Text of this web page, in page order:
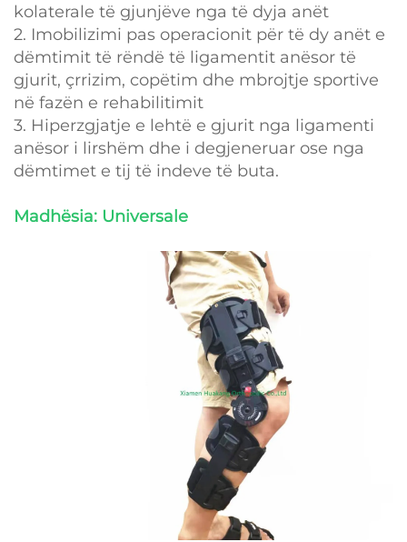
kolaterale të gjunjëve nga të dyja anët
2. Imobilizimi pas operacionit për të dy anët e
dëmtimit të rëndë të ligamentit anësor të
gjurit, çrrizim, copëtim dhe mbrojtje sportive
në fazën e rehabilitimit
3. Hiperzgjatje e lehtë e gjurit nga ligamenti
anësor i lirshëm dhe i degjeneruar ose nga
dëmtimet e tij të indeve të buta.
Madhësia: Universale